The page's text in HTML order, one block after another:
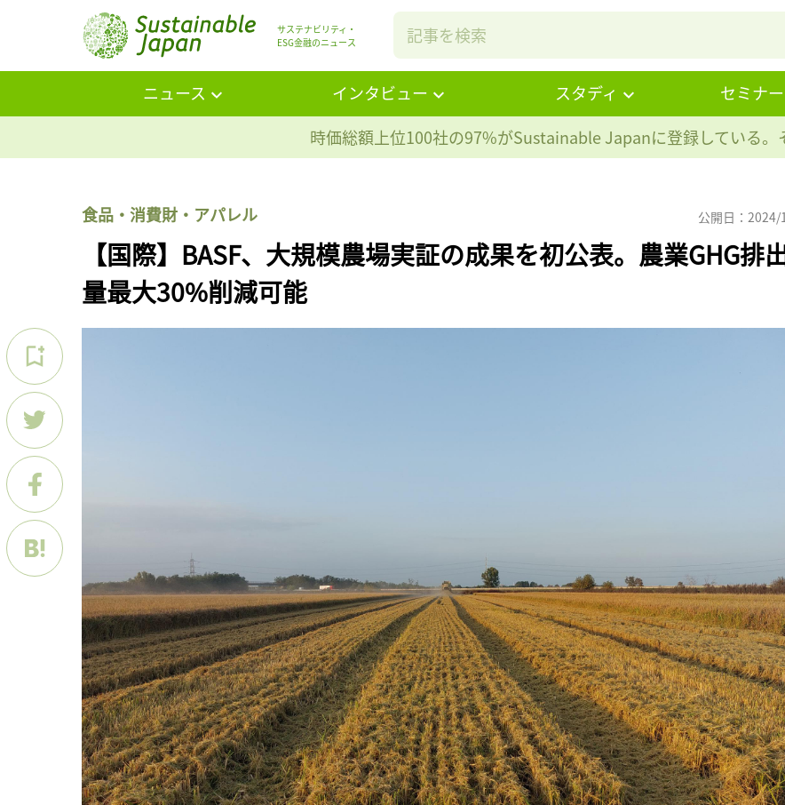
サステナビリティ・
ESG金融のニュース
ニュース インタビュー スタディ セミナ
時価総額上位100社の97%がSustainable Japanに登録している。
食品・消費財・アパレル 公開日：2024/
【国際】BASF、大規模農場実証の成果を初公表。農業GHG排
量最大30%削減可能